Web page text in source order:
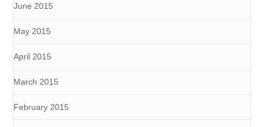
June 2015
May 2015
April 2015
March 2015
February 2015